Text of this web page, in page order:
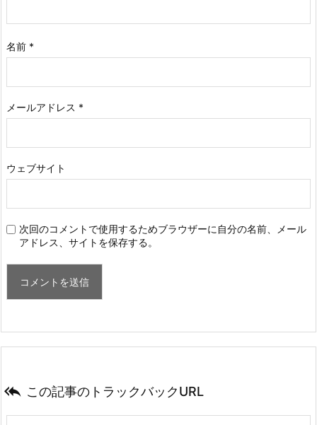
名前 *
メールアドレス *
ウェブサイト
次回のコメントで使用するためブラウザーに自分の名前、メール
アドレス、サイトを保存する。
 この記事のトラックバックURL